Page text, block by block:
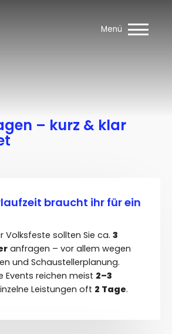
Menü
– kurz & klar
braucht ihr für ein
Volksfeste sollten Sie ca. 3
anfragen – vor allem wegen
und Schaustellerplanung.
Events reichen meist 2–3
Leistungen oft 2 Tage.